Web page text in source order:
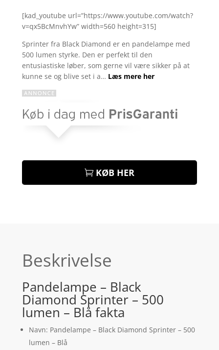
ud af 5
baseret
kundebedø
mmelser
[kad_youtube url=”https://www.youtube.com/watch?
v=qx5BcMnvhYw” width=560 height=315]
Sprinter fra Black Diamond er en pandelampe med
500 lumen styrke. Den er perfekt til den
entusiastiske løber, som gerne vil være sikker på at
kunne se og blive set i a… Læs mere her
KØB HER
Beskrivelse
Pandelampe – Black
Diamond Sprinter – 500
lumen – Blå fakta
Navn: Pandelampe – Black Diamond Sprinter – 500
lumen – Blå